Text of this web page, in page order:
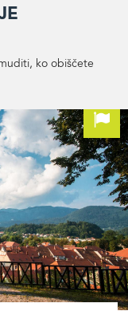
ko obiščete